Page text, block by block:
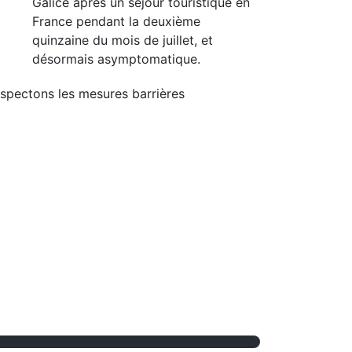
France pendant la deuxième
quinzaine du mois de juillet, et
désormais asymptomatique.
les mesures barrières